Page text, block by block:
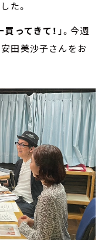
た。
買ってきて！ 」。今週
田美沙子さんをお